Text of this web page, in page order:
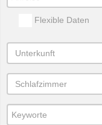
Flexible Daten
Unterkunft
Schlafzimmer